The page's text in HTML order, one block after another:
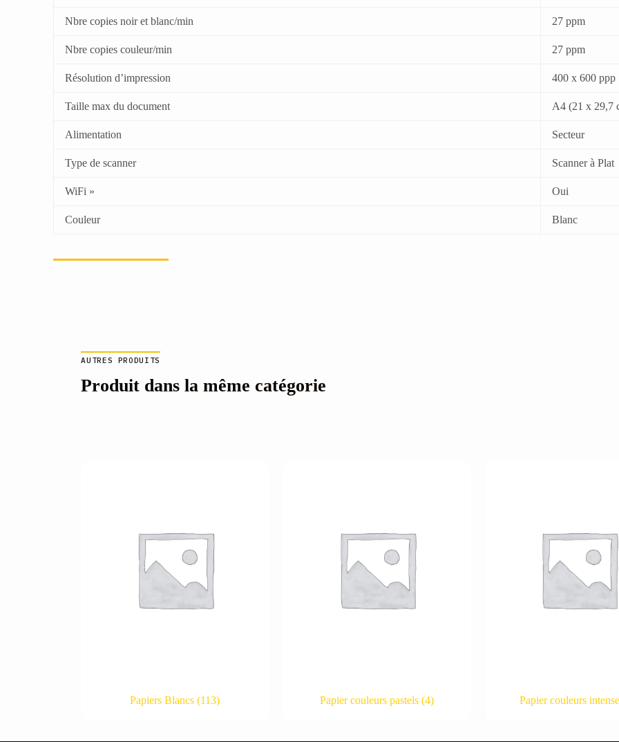
Nbre copies noir et blanc/min 27 ppm
Nbre copies couleur/min 27 ppm
Résolution d’impression 400 x 600 ppp
Taille max du document A4 (21 x 29,7
Alimentation Secteur
Type de scanner Scanner à Plat
WiFi » Oui
Couleur Blanc
AUTRES PRODUITS
Produit dans la même catégorie
Papiers Blancs(113) Papier couleurs pastels(4) Papier couleurs